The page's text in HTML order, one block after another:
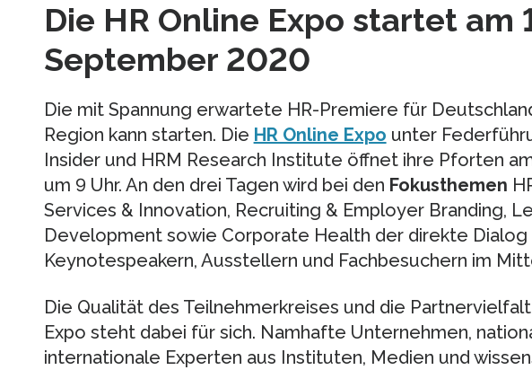
Die HR Online Expo startet am
September 2020
Die mit Spannung erwartete HR-Premiere für
Region kann starten. Die HR Online Expo unter
Insider und HRM Research Institute öffnet ihre Pforten
um 9 Uhr. An den drei Tagen wird bei den Fokusthemen
Services & Innovation, Recruiting & Employer Branding,
Development sowie Corporate Health der direkte Dialog
Keynotespeakern, Ausstellern und Fachbesuchern im
Die Qualität des Teilnehmerkreises und die
Expo steht dabei für sich. Namhafte Unternehmen,
internationale Experten aus Instituten, Medien und